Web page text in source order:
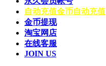
自动充值金币自动充值
金币提现
淘宝网店
在线客服
JOIN US